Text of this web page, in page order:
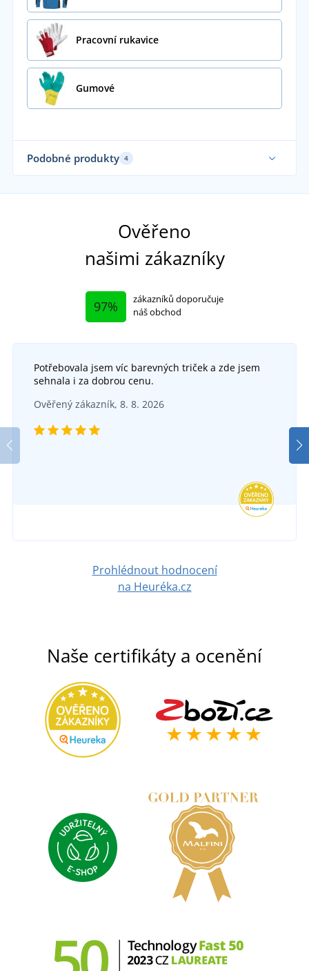
Pracovní rukavice
Gumové
Podobné produkty 4
Latexové rukavice ANSELL ECONOHANDS PLUS
Ověřeno
našimi zákazníky
97%
zákazníků doporučuje
náš obchod
Potřebovala jsem víc barevných triček a zde jsem
sehnala i za dobrou cenu.
Ověřený zákazník, 8. 8. 2026
Prohlédnout hodnocení
na Heuréka.cz
Naše certifikáty a ocenění